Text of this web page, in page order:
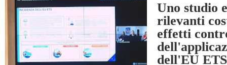
Uno studio
rilevanti
effetti
dell'EU